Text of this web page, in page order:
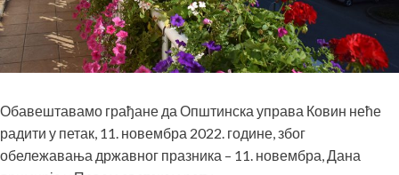
Обавештавамо грађане да Општинска управа Ковин неће
радити у петак, 11. новембра 2022. године, због
обележавања државног празника – 11. новембра, Дана